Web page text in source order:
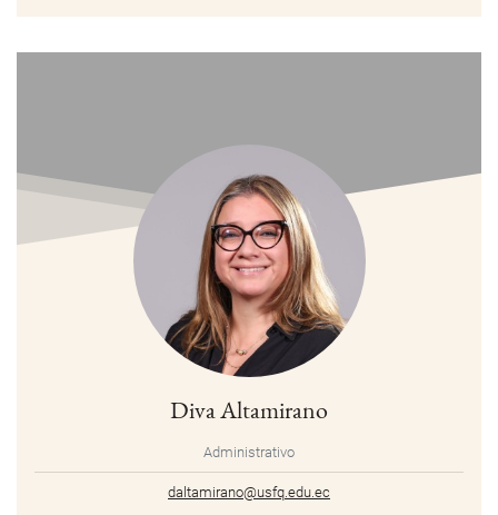
Diva Altamirano
Administrativo
daltamirano@usfq.edu.ec